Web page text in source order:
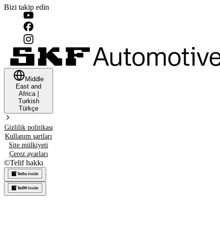
Bizi takip edin
Middle
East and
Africa|
Turkish
Türkçe
Gizlilik politikası
Kullanım şartları
Site mülkiyeti
Çerez ayarları
©Telif hakkı